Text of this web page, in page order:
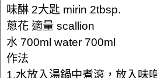
味醂 2大匙 mirin 2tbsp.
蔥花 適量 scallion
水 700ml water 700ml
作法
1.水放入湯鍋中煮滾，放入味